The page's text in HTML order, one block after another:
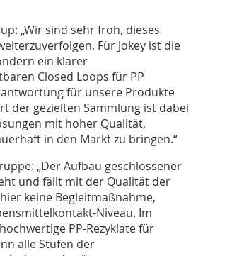
„Wir sind sehr froh, dieses
Für Jokey ist die
ein klarer
Closed Loops für PP
für unsere Produkte
der gezielten Sammlung ist dabei
mit hoher Qualität,
in den Markt zu bringen.“
„Der Aufbau geschlossener
und fällt mit der Qualität der
keine Begleitmaßnahme,
Niveau. Im
PP-Rezyklate für
alle Stufen der